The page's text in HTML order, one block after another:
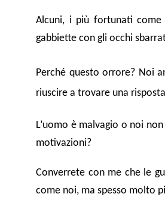
Alcuni, i più fortunati
gabbiette con gli occhi
Perché questo orrore? Noi
riuscire a trovare una
L’uomo è malvagio o noi
motivazioni?
Converrete con me che le
come noi, ma spesso molto